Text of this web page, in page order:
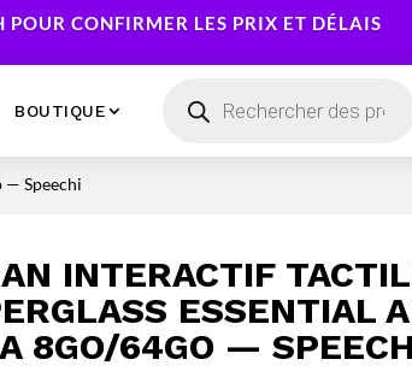
CONFIRMER LES PRIX ET DÉLAIS
BOUTIQUE CONTACT
produits
— Speechi
INTERACTIF
ESSENTIAL
8GO/64GO —
Tablettes
Montres connectées